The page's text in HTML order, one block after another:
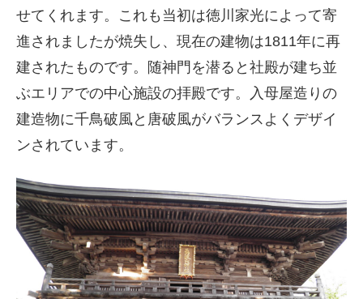
せてくれます。これも当初は徳川家光によって寄
進されましたが焼失し、現在の建物は1811年に再
建されたものです。随神門を潜ると社殿が建ち並
ぶエリアでの中心施設の拝殿です。入母屋造りの
建造物に千鳥破風と唐破風がバランスよくデザイ
ンされています。